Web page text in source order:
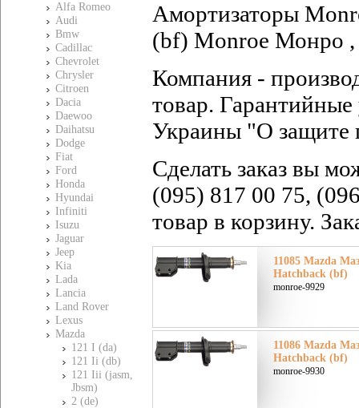
Alfa Romeo
Audi
Bmw
Cadillac
Chevrolet
Chrysler
Citroen
Dacia
Daewoo
Daihatsu
Dodge
Fiat
Ford
Honda
Hyundai
Infiniti
Isuzu
Jaguar
Jeep
Kia
Lada
Lancia
Land Rover
Lexus
Mazda
121 I (da)
121 Ii (db)
121 Iii (jasm,
Jbsm)
2 (de)
Амортизаторы
(bf) Monroe Монро ,
Компания -
товар. Гарантийные
Украины "О защите
Сделать заказ вы
(095) 817 00 75,
товар в корзину.
11085 Mazda
Hatchback (bf)
monroe-9929
11086 Mazda
Hatchback (bf)
monroe-9930